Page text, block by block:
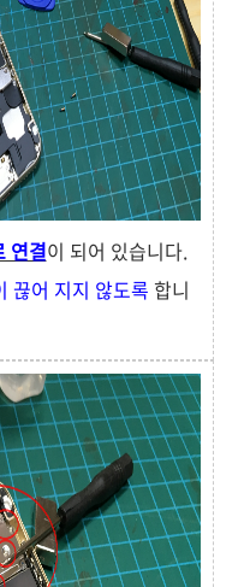
연결이 되어 있습니다.
끊어 지지 않도록 합니